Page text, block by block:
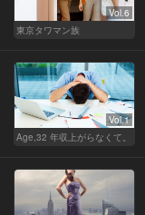
Vol.6
東京タワマン族
Vol.1
Age,32 年収上がらなくて。